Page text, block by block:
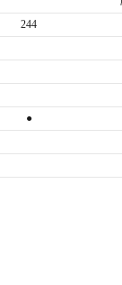
244
●